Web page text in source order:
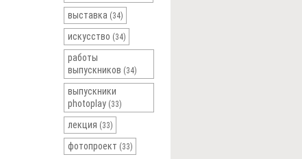
выставка (34)
искусство (34)
работы
выпускников (34)
выпускники
photoplay (33)
лекция (33)
фотопроект (33)